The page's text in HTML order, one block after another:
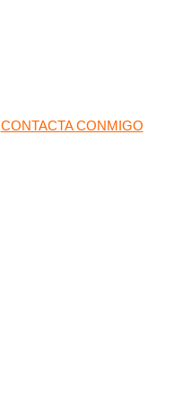
CONTACTA CONMIGO